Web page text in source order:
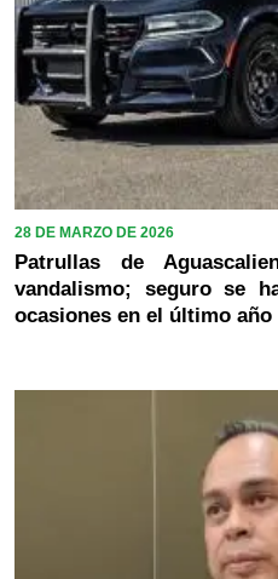
28 DE MARZO DE 2026
Patrullas de
vandalismo; seguro se
ocasiones en el último año